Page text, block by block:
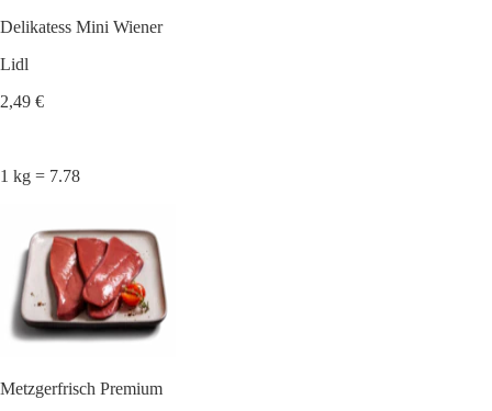
Delikatess Mini Wiener
Lidl
2,49 €
1 kg = 7.78
Metzgerfrisch Premium